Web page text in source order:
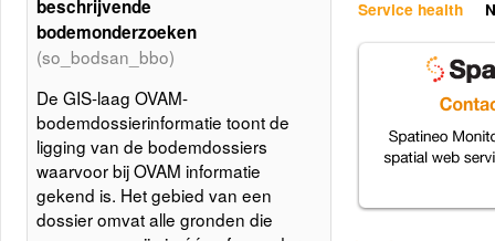
Service health
beschrijvende
bodemonderzoeken
(so_bodsan_bbo)
De GIS-laag OVAM-
bodemdossierinformatie toont de
ligging van de bodemdossiers
waarvoor bij OVAM informatie
gekend is. Het gebied van een
dossier omvat alle gronden die